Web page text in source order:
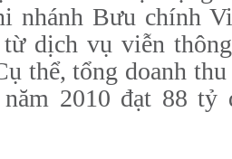
nhánh Bưu chính
dịch vụ viễn
thể, tổng doanh
năm 2010 đạt 88